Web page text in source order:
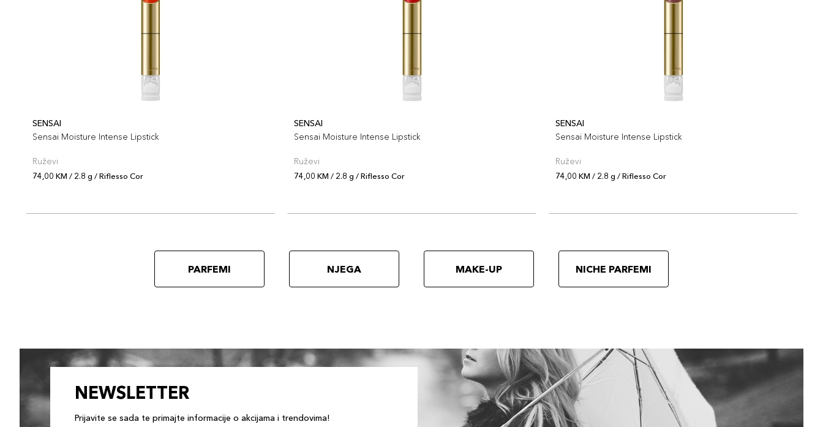
SENSAI
Sensai Moisture Intense Lipstick
Ruževi
74,00 KM / 2.8 g / Riflesso Cor
SENSAI
Sensai Moisture Intense Lipstick
Ruževi
74,00 KM / 2.8 g / Riflesso Cor
SENSAI
Sensai Moisture Intense Lipstick
Ruževi
74,00 KM / 2.8 g / Riflesso Cor
PARFEMI NJEGA MAKE-UP NICHE PARFEMI
NEWSLETTER
Prijavite se sada te primajte informacije o akcijama i trendovima!